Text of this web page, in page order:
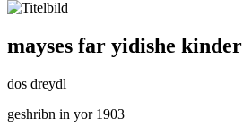
mayses far yidishe
dos dreydl
geshribn in yor 1903